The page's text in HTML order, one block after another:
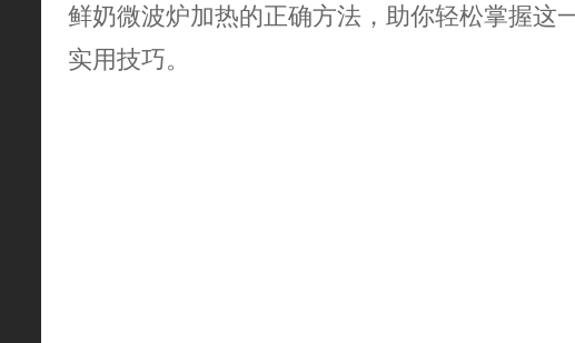
鲜奶微波炉加热的正确方法，助你轻松掌握这
实用技巧。